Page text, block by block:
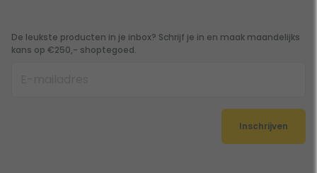
De leukste producten in je inbox? Schrijf je in en maak maandelijks
kans op €250,- shoptegoed.
Inschrijven